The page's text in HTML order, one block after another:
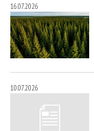
16.07.2026
10.07.2026